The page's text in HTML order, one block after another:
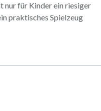
nur für Kinder ein riesiger
praktisches Spielzeug